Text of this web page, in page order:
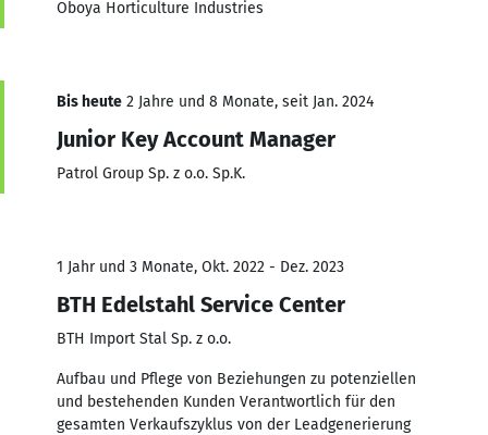
Oboya Horticulture Industries
Bis heute 2 Jahre und 8 Monate, seit Jan. 2024
Junior Key Account Manager
Patrol Group Sp. z o.o. Sp.K.
1 Jahr und 3 Monate, Okt. 2022 - Dez. 2023
BTH Edelstahl Service Center
BTH Import Stal Sp. z o.o.
Aufbau und Pflege von Beziehungen zu potenziellen
und bestehenden Kunden Verantwortlich für den
gesamten Verkaufszyklus von der Leadgenerierung